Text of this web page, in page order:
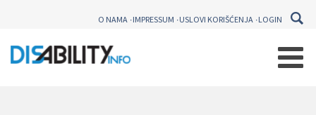
O NAMA IMPRESSUM USLOVI KORIŠĆENJA LOGIN